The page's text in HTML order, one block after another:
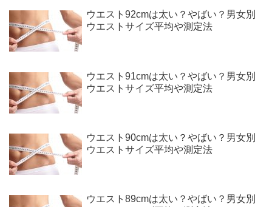
ウエスト92cmは太い？やばい？男女別
ウエストサイズ平均や測定法
ウエスト91cmは太い？やばい？男女別
ウエストサイズ平均や測定法
ウエスト90cmは太い？やばい？男女別
ウエストサイズ平均や測定法
ウエスト89cmは太い？やばい？男女別